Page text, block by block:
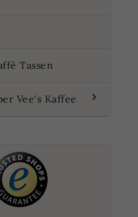
Tassen
Vee's Kaffee